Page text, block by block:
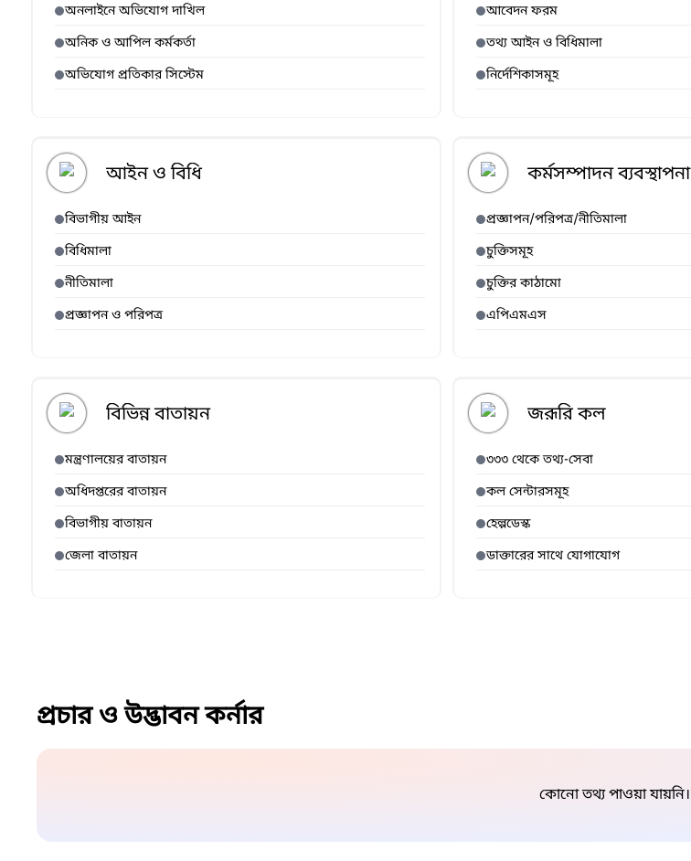
অনলাইনে অভিযোগ দাখিল
অনিক ও আপিল কর্মকর্তা
অভিযোগ প্রতিকার সিস্টেম
আবেদন ফরম
তথ্য আইন ও বিধিমালা
নির্দেশিকাসমূহ
আইন ও বিধি
বিভাগীয় আইন
বিধিমালা
নীতিমালা
প্রজ্ঞাপন ও পরিপত্র
কর্মসম্পাদন ব্যবস্থাপনা
প্রজ্ঞাপন/পরিপত্র/নীতিমালা
চুক্তিসমূহ
চুক্তির কাঠামো
এপিএমএস
বিভিন্ন বাতায়ন
মন্ত্রণালয়ের বাতায়ন
অধিদপ্তরের বাতায়ন
বিভাগীয় বাতায়ন
জেলা বাতায়ন
জরূরি কল
৩৩৩ থেকে তথ্য-সেবা
কল সেন্টারসমূহ
হেল্পডেস্ক
ডাক্তারের সাথে যোগাযোগ
প্রচার ও উদ্ভাবন কর্নার
কোনো তথ্য পাওয়া যায়নি।